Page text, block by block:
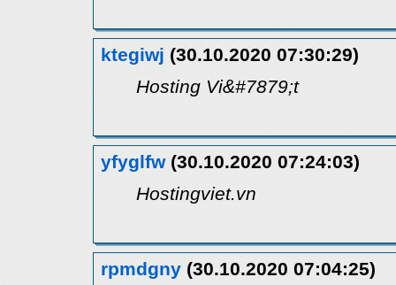
ktegiwj (30.10.2020 07:30:29)
Hosting Vi&#7879;t
yfyglfw(30.10.2020 07:24:03)
Hostingviet.vn
rpmdgny (30.10.2020 07:04:25)